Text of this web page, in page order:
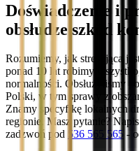
Doświadczenie i
obsłudze szkód
Rozumiemy, jak stresująca
ponad 10 lat robimy
normalności. Obsłużyliśmy
Polski, w tym sprawy z
Znamy specyfikę lokalnych
regionie. Masz pytanie?
zadzwoń pod 536 565 565 -